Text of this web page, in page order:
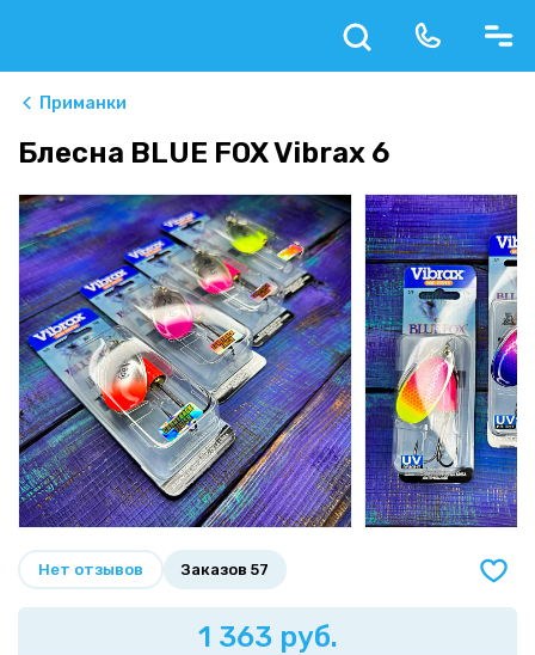
Приманки
Блесна BLUE FOX Vibrax 6
Нет отзывов Заказов 57
1 363 руб.